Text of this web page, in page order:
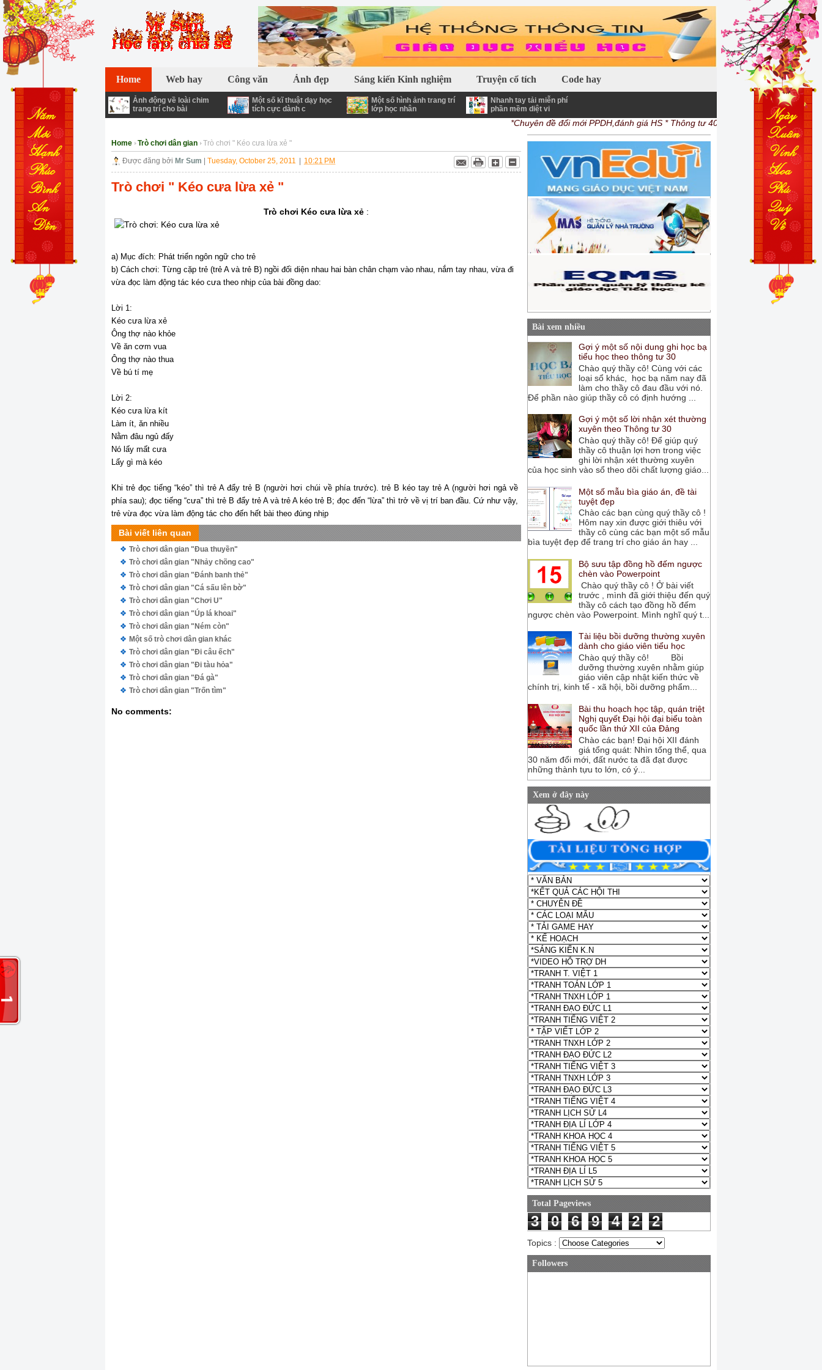
Chào bạn đến với Mr Sum ! Blog chia sẻ về Giáo dục - Phần mềm - Tiện ích - Thủ Thuật và nhiều nội dung bổ ích khác.
Home Web hay Công văn Ảnh đẹp Sáng kiến Kinh nghiệm Truyện cổ tích Code hay
Ảnh động về loài chim
trang trí cho bài
Một số kĩ thuật dạy học
tích cực dành c
Một số hình ảnh trang trí
lớp học nhân
Nhanh tay tải miễn phí
phần mềm diệt vi
*Chuyên đề đổi mới PPDH,đánh giá HS* Thông tư 40 tăng công tác phí cho công
Home Trò chơi dân gian Trò chơi " Kéo cưa lừa xẻ "
Được đăng bởi Mr Sum Tuesday, October 25, 2011 10:21 PM
Trò chơi " Kéo cưa lừa xẻ "
Trò chơi Kéo cưa lừa xẻ :
a) Mục đích: Phát triển ngôn ngữ cho trẻ
b) Cách chơi: Từng cặp trẻ (trẻ A và trẻ B) ngồi đối diện nhau hai bàn chân chạm vào nhau, nắm tay nhau, vừa đi
vừa đọc làm động tác kéo cưa theo nhịp của bài đồng dao:
Lời 1:
Kéo cưa lừa xẻ
Ông thợ nào khỏe
Về ăn cơm vua
Ông thợ nào thua
Về bú tí mẹ
Lời 2:
Kéo cưa lừa kít
Làm ít, ăn nhiều
Nằm đâu ngủ đấy
Nó lấy mất cưa
Lấy gì mà kéo
Khi trẻ đọc tiếng “kéo” thì trẻ A đẩy trẻ B (người hơi chúi về phía trước). trẻ B kéo tay trẻ A (người hơi ngả về
phía sau); đọc tiếng “cưa” thì trẻ B đẩy trẻ A và trẻ A kéo trẻ B; đọc đến “lừa” thì trở về vị trí ban đầu. Cứ như vậy,
trẻ vừa đọc vừa làm động tác cho đến hết bài theo đúng nhịp
Bài viết liên quan
Trò chơi dân gian "Đua thuyền"
Trò chơi dân gian "Nhảy chõng cao"
Trò chơi dân gian "Đánh banh thẻ"
Trò chơi dân gian "Cá sấu lên bờ"
Trò chơi dân gian "Chơi U"
Trò chơi dân gian "Úp lá khoai"
Trò chơi dân gian "Ném còn"
Một số trò chơi dân gian khác
Trò chơi dân gian "Đi câu ếch"
Trò chơi dân gian "Đi tàu hỏa"
Trò chơi dân gian "Đá gà"
Trò chơi dân gian "Trốn tìm"
No comments:
Bài xem nhiều
Gợi ý một số nội dung ghi học bạ
tiểu học theo thông tư 30
Chào quý thầy cô! Cùng với các
loại sổ khác, học bạ năm nay đã
làm cho thầy cô đau đầu với nó.
Để phần nào giúp thầy cô có định hướng ...
Gợi ý một số lời nhận xét thường
xuyên theo Thông tư 30
Chào quý thầy cô! Để giúp quý
thầy cô thuận lợi hơn trong việc
ghi lời nhận xét thường xuyên
của học sinh vào sổ theo dõi chất lượng giáo...
Một số mẫu bìa giáo án, đề tài
tuyệt đẹp
Chào các bạn cùng quý thầy cô !
Hôm nay xin được giới thiêu với
thầy cô cùng các bạn một số mẫu
bìa tuyệt đẹp để trang trí cho giáo án hay ...
Bộ sưu tập đồng hồ đếm ngược
chèn vào Powerpoint
Chào quý thầy cô ! Ở bài viết
trước , mình đã giới thiệu đến quý
thầy cô cách tạo đồng hồ đếm
ngược chèn vào Powerpoint. Mình nghĩ quý t...
Tài liệu bồi dưỡng thường xuyên
dành cho giáo viên tiểu học
Chào quý thầy cô! Bồi
dưỡng thường xuyên nhằm giúp
giáo viên cập nhật kiến thức về
chính trị, kinh tế - xã hội, bồi dưỡng phẩm...
Bài thu hoạch học tập, quán triệt
Nghị quyết Đại hội đại biểu toàn
quốc lần thứ XII của Đảng
Chào các bạn! Đại hội XII đánh
giá tổng quát: Nhìn tổng thể, qua
30 năm đổi mới, đất nước ta đã đạt được
những thành tựu to lớn, có ý...
Xem ở đây này
Total Pageviews
3 0 6 9 4 2 2
Topics :
Followers